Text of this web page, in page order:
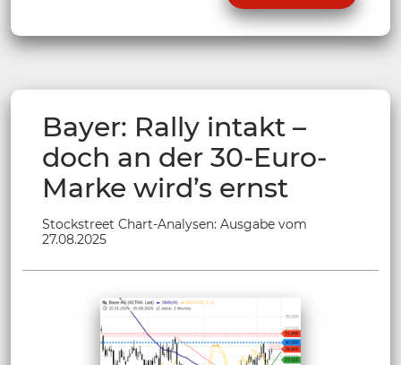
Bayer: Rally intakt –
doch an der 30-Euro-
Marke wird’s ernst
Stockstreet Chart-Analysen: Ausgabe vom
27.08.2025